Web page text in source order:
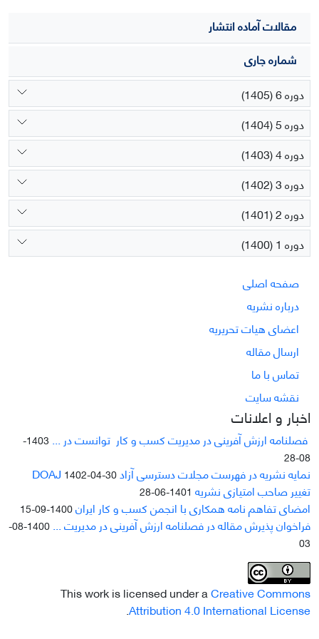
مقالات آماده انتشار
شماره جاری
دوره 6 (1405)
دوره 5 (1404)
دوره 4 (1403)
دوره 3 (1402)
دوره 2 (1401)
دوره 1 (1400)
صفحه اصلی
درباره نشریه
اعضای هیات تحریریه
ارسال مقاله
تماس با ما
نقشه سایت
اخبار و اعلانات
فصلنامه ارزش آفرینی در مدیریت کسب و کار توانست در ...
1403-
08-28
نمایه نشریه در فهرست مجلات دسترسی آزاد DOAJ1402-04-30
تغییر صاحب امتیازی نشریه 1401-06-28
امضای تفاهم نامه همکاری با انجمن کسب و کار ایران1400-09-15
فراخوان پذیرش مقاله در فصلنامه ارزش آفرینی در مدیریت ...
1400-08-
03
This work is licensed under aCreative Commons
Attribution 4.0 International License
.